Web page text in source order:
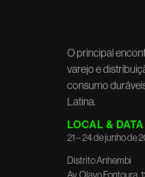
O principal
varejo e
consumo
Latina.
LOCAL & DATA
21 – 24 de junho de
Distrito Anhembi
Av. Olavo